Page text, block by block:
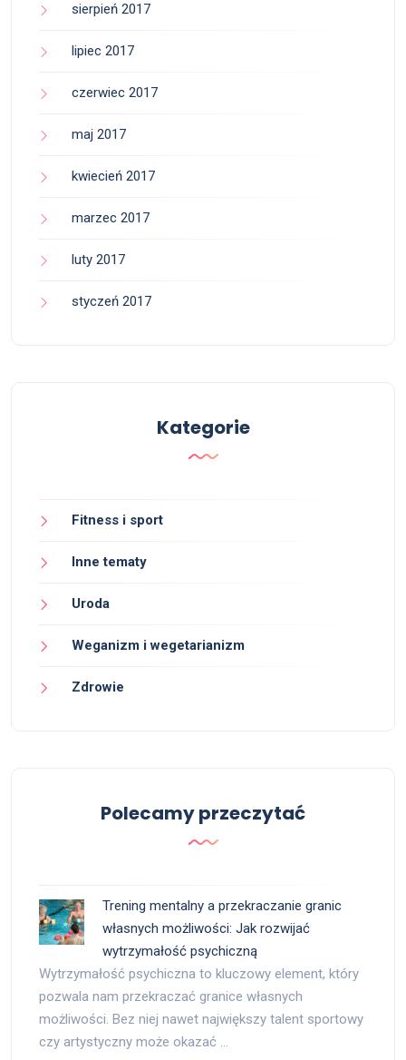
sierpień 2017
lipiec 2017
czerwiec 2017
maj 2017
kwiecień 2017
marzec 2017
luty 2017
styczeń 2017
Kategorie
Fitness i sport
Inne tematy
Uroda
Weganizm i wegetarianizm
Zdrowie
Polecamy przeczytać
Trening mentalny a przekraczanie granic
własnych możliwości: Jak rozwijać
wytrzymałość psychiczną
Wytrzymałość psychiczna to kluczowy element, który
pozwala nam przekraczać granice własnych
możliwości. Bez niej nawet największy talent sportowy
czy artystyczny może okazać …